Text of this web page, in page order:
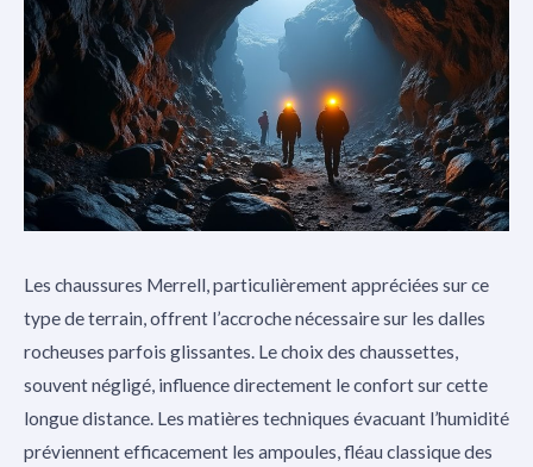
Les chaussures Merrell, particulièrement appréciées sur ce
type de terrain, offrent l’accroche nécessaire sur les dalles
rocheuses parfois glissantes. Le choix des chaussettes,
souvent négligé, influence directement le confort sur cette
longue distance. Les matières techniques évacuant l’humidité
préviennent efficacement les ampoules, fléau classique des